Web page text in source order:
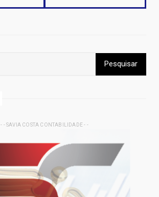
- - SAVIA COSTA CONTABILIDADE - -